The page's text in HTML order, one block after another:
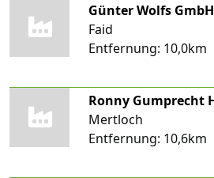
Günter Wolfs GmbH
Faid
Entfernung: 10,0km
Mertloch
Entfernung: 10,6km